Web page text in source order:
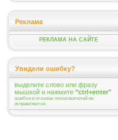
Реклама
РЕКЛАМА НА САЙТЕ
Увидели ошибку?
выделите слово или фразу
мышкой и нажмите "ctrl+enter"
ошибки в отзывах пользователей не
исправляются